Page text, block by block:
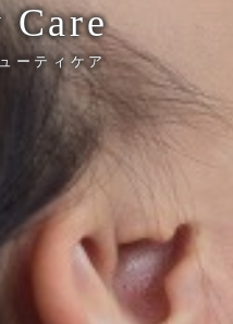
Care
ーティケア